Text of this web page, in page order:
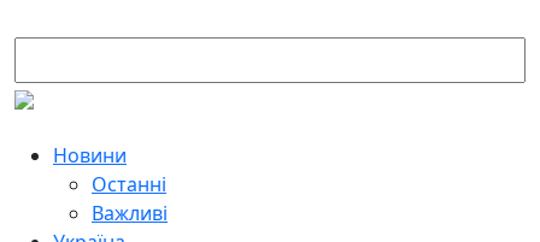
Новини
Останні
Важливі